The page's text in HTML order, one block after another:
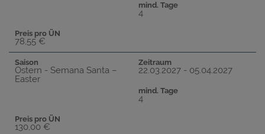
mind. Tage
4
Preis pro ÜN
78,55 €
Saison
Ostern - Semana Santa –
Easter
Zeitraum
22.03.2027 - 05.04.2027
mind. Tage
4
Preis pro ÜN
130,00 €